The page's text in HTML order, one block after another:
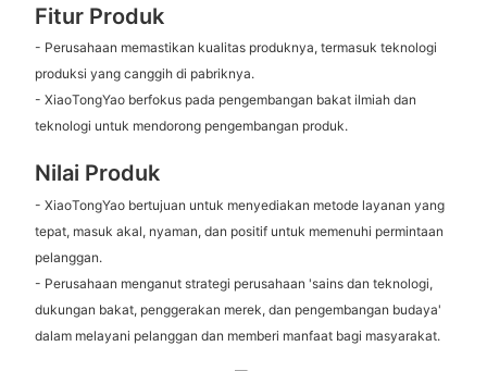
Fitur Produk
- Perusahaan memastikan kualitas produknya, termasuk teknologi
produksi yang canggih di pabriknya.
- XiaoTongYao berfokus pada pengembangan bakat ilmiah dan
teknologi untuk mendorong pengembangan produk.
Nilai Produk
- XiaoTongYao bertujuan untuk menyediakan metode layanan yang
tepat, masuk akal, nyaman, dan positif untuk memenuhi permintaan
pelanggan.
- Perusahaan menganut strategi perusahaan 'sains dan teknologi,
dukungan bakat, penggerakan merek, dan pengembangan budaya'
dalam melayani pelanggan dan memberi manfaat bagi masyarakat.